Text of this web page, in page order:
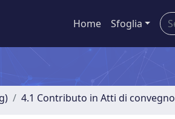
Home Sfoglia
4.1 Contributo in Atti di convegno